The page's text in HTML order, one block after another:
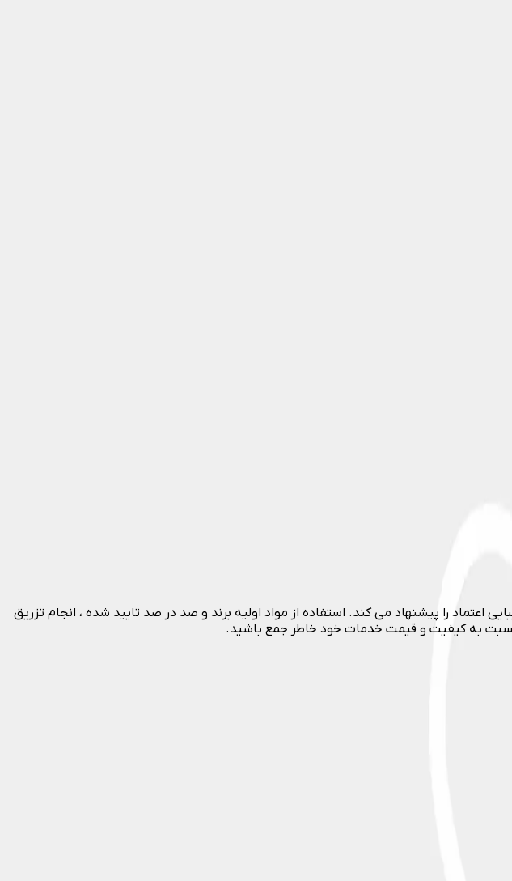
را پیشنهاد می کند. استفاده از مواد اولیه برند و صد در صد تایید شده ، انجام تزریق
نسبت به کیفیت و قیمت خدمات خود خاطر جمع باشید.